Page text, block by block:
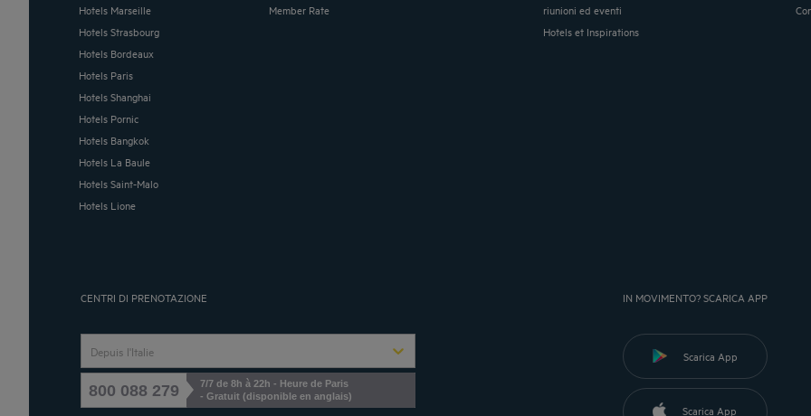
Hotels Marseille
Hotels Strasbourg
Hotels Bordeaux
Hotels Paris
Hotels Shanghai
Hotels Pornic
Hotels Bangkok
Hotels La Baule
Hotels Saint-Malo
Hotels Lione
Member Rate
riunioni ed eventi
Hotels et Inspirations
CENTRI DI PRENOTAZIONE
Depuis l'Italie
800 088 279
7/7 de 8h à 22h - Heure de Paris
- Gratuit (disponible en anglais)
IN MOVIMENTO? SCARICA APP
Scarica App
Scarica App